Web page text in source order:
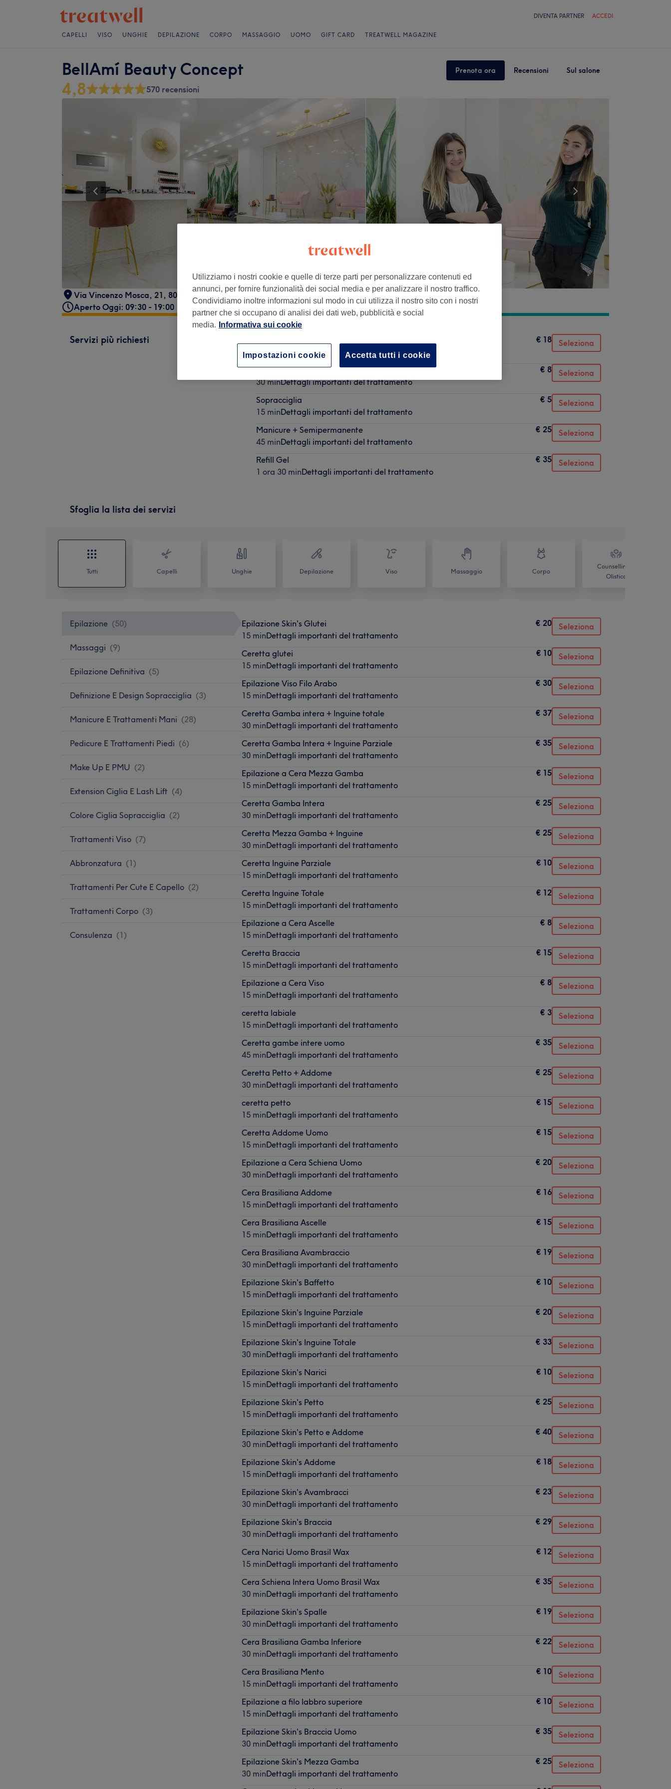
DIVENTA PARTNER ACCEDI
CAPELLI VISO UNGHIE DEPILAZIONE CORPO MASSAGGIO UOMO GIFT CARD TREATWELL MAGAZINE
BellAmí Beauty Concept Prenota ora Recensioni Sul salone
4,8 570 recensioni
Via Vincenzo Mosca, 21, 80129 Napoli NA, Italia
Aperto Oggi: 09:30 - 19:00
Servizi più richiesti
30 minDettagli importanti del trattamento
€ 18 Seleziona
Manicure
30 minDettagli importanti del trattamento
€ 8 Seleziona
Sopracciglia
15 minDettagli importanti del trattamento
€ 5 Seleziona
Manicure + Semipermanente
45 minDettagli importanti del trattamento
€ 25 Seleziona
Refill Gel
1 ora 30 minDettagli importanti del trattamento
€ 35 Seleziona
Sfoglia la lista dei servizi
Tutti Capelli Unghie Depilazione Viso Massaggio Corpo
Counselling &
Olistico
Epilazione (50)
Massaggi (9)
Epilazione Definitiva (5)
Definizione E Design Sopracciglia (3)
Manicure E Trattamenti Mani (28)
Pedicure E Trattamenti Piedi (6)
Make Up E PMU (2)
Extension Ciglia E Lash Lift (4)
Colore Ciglia Sopracciglia (2)
Trattamenti Viso (7)
Abbronzatura (1)
Trattamenti Per Cute E Capello (2)
Trattamenti Corpo (3)
Consulenza (1)
Epilazione Skin's Glutei
15 minDettagli importanti del trattamento
€ 20 Seleziona
Ceretta glutei
15 minDettagli importanti del trattamento
€ 10 Seleziona
Epilazione Viso Filo Arabo
15 minDettagli importanti del trattamento
€ 30 Seleziona
Ceretta Gamba intera + Inguine totale
30 minDettagli importanti del trattamento
€ 37 Seleziona
Ceretta Gamba Intera + Inguine Parziale
30 minDettagli importanti del trattamento
€ 35 Seleziona
Epilazione a Cera Mezza Gamba
15 minDettagli importanti del trattamento
€ 15 Seleziona
Ceretta Gamba Intera
30 minDettagli importanti del trattamento
€ 25 Seleziona
Ceretta Mezza Gamba + Inguine
30 minDettagli importanti del trattamento
€ 25 Seleziona
Ceretta Inguine Parziale
15 minDettagli importanti del trattamento
€ 10 Seleziona
Ceretta Inguine Totale
15 minDettagli importanti del trattamento
€ 12 Seleziona
Epilazione a Cera Ascelle
15 minDettagli importanti del trattamento
€ 8 Seleziona
Ceretta Braccia
15 minDettagli importanti del trattamento
€ 15 Seleziona
Epilazione a Cera Viso
15 minDettagli importanti del trattamento
€ 8 Seleziona
ceretta labiale
15 minDettagli importanti del trattamento
€ 3 Seleziona
Ceretta gambe intere uomo
45 minDettagli importanti del trattamento
€ 35 Seleziona
Ceretta Petto + Addome
30 minDettagli importanti del trattamento
€ 25 Seleziona
ceretta petto
15 minDettagli importanti del trattamento
€ 15 Seleziona
Ceretta Addome Uomo
15 minDettagli importanti del trattamento
€ 15 Seleziona
Epilazione a Cera Schiena Uomo
30 minDettagli importanti del trattamento
€ 20 Seleziona
Cera Brasiliana Addome
15 minDettagli importanti del trattamento
€ 16 Seleziona
Cera Brasiliana Ascelle
15 minDettagli importanti del trattamento
€ 15 Seleziona
Cera Brasiliana Avambraccio
30 minDettagli importanti del trattamento
€ 19 Seleziona
Epilazione Skin's Baffetto
15 minDettagli importanti del trattamento
€ 10 Seleziona
Epilazione Skin's Inguine Parziale
15 minDettagli importanti del trattamento
€ 20 Seleziona
Epilazione Skin's Inguine Totale
30 minDettagli importanti del trattamento
€ 33 Seleziona
Epilazione Skin's Narici
15 minDettagli importanti del trattamento
€ 10 Seleziona
Epilazione Skin's Petto
15 minDettagli importanti del trattamento
€ 25 Seleziona
Epilazione Skin's Petto e Addome
30 minDettagli importanti del trattamento
€ 40 Seleziona
Epilazione Skin's Addome
15 minDettagli importanti del trattamento
€ 18 Seleziona
Epilazione Skin's Avambracci
30 minDettagli importanti del trattamento
€ 23 Seleziona
Epilazione Skin's Braccia
30 minDettagli importanti del trattamento
€ 29 Seleziona
Cera Narici Uomo Brasil Wax
15 minDettagli importanti del trattamento
€ 12 Seleziona
Cera Schiena Intera Uomo Brasil Wax
30 minDettagli importanti del trattamento
€ 35 Seleziona
Epilazione Skin's Spalle
30 minDettagli importanti del trattamento
€ 19 Seleziona
Cera Brasiliana Gamba Inferiore
30 minDettagli importanti del trattamento
€ 22 Seleziona
Cera Brasiliana Mento
15 minDettagli importanti del trattamento
€ 10 Seleziona
Epilazione a filo labbro superiore
15 minDettagli importanti del trattamento
€ 10 Seleziona
Epilazione Skin's Braccia Uomo
30 minDettagli importanti del trattamento
€ 35 Seleziona
Epilazione Skin's Mezza Gamba
30 minDettagli importanti del trattamento
€ 25 Seleziona
Utilizziamo i nostri cookie e quelle di terze parti per personalizzare contenuti ed
annunci, per fornire funzionalità dei social media e per analizzare il nostro traffico.
Condividiamo inoltre informazioni sul modo in cui utilizza il nostro sito con i nostri
partner che si occupano di analisi dei dati web, pubblicità e social
media.
Informativa sui cookie
Accetta tutti i cookie
Impostazioni cookie